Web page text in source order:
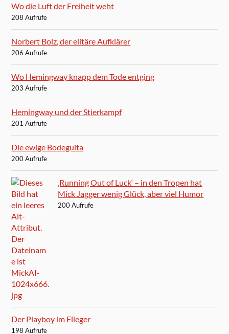
Wo die Luft der Freiheit weht
208 Aufrufe
Norbert Bolz, der elitäre Aufklärer
206 Aufrufe
Wo Hemingway knapp dem Tode entging
203 Aufrufe
Hemingway und der Stierkampf
201 Aufrufe
Die ewige Bodeguita
200 Aufrufe
‚Running Out of Luck‘ – in den Tropen hat
Mick Jagger wenig Glück, aber viel Humor
200 Aufrufe
Der Playboy im Flieger
198 Aufrufe